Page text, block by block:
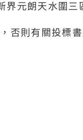
界元朗天水圍三
否則有關投標書